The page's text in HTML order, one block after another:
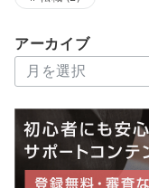
アーカイブ
ー
イ
ブ